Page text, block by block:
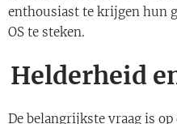
enthousiast te krijgen hun
OS te steken.
Helderheid
De belangrijkste vraag is